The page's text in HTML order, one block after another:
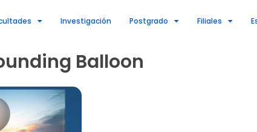
Investigación Postgrado Filiales
Balloon